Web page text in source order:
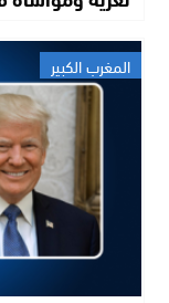
المغرب الكبير